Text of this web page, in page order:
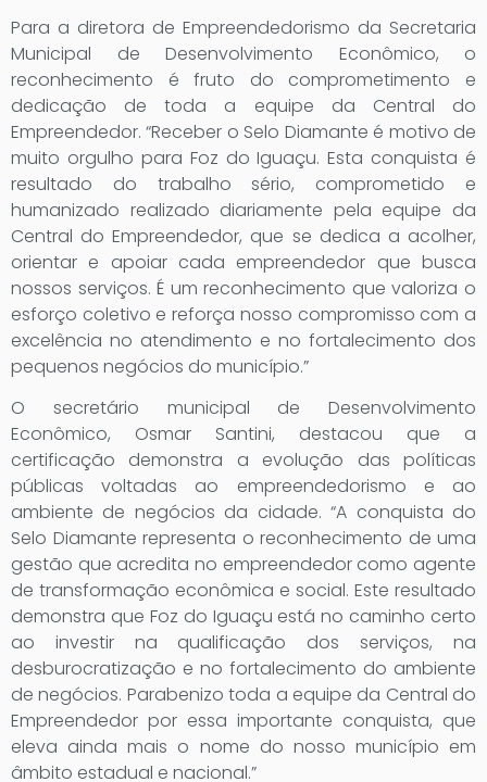
Para a diretora de Empreendedorismo da Secretaria
Municipal de Desenvolvimento Econômico, o
reconhecimento é fruto do comprometimento e
dedicação de toda a equipe da Central do
Empreendedor. “Receber o Selo Diamante é motivo de
muito orgulho para Foz do Iguaçu. Esta conquista é
resultado do trabalho sério, comprometido e
humanizado realizado diariamente pela equipe da
Central do Empreendedor, que se dedica a acolher,
orientar e apoiar cada empreendedor que busca
nossos serviços. É um reconhecimento que valoriza o
esforço coletivo e reforça nosso compromisso com a
excelência no atendimento e no fortalecimento dos
pequenos negócios do município.”
O secretário municipal de Desenvolvimento
Econômico, Osmar Santini, destacou que a
certificação demonstra a evolução das políticas
públicas voltadas ao empreendedorismo e ao
ambiente de negócios da cidade. “A conquista do
Selo Diamante representa o reconhecimento de uma
gestão que acredita no empreendedor como agente
de transformação econômica e social. Este resultado
demonstra que Foz do Iguaçu está no caminho certo
ao investir na qualificação dos serviços, na
desburocratização e no fortalecimento do ambiente
de negócios. Parabenizo toda a equipe da Central do
Empreendedor por essa importante conquista, que
eleva ainda mais o nome do nosso município em
âmbito estadual e nacional.”